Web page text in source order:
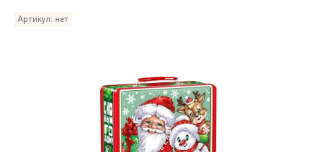
Артикул: нет